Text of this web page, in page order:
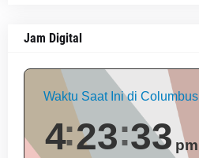
Jam Digital
Waktu Saat Ini di Columbus
4 23 34 pm